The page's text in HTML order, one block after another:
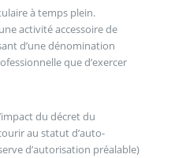
à temps plein.
activité accessoire de
d’une dénomination
que d’exercer
du décret du
au statut d’auto-
d’autorisation préalable)